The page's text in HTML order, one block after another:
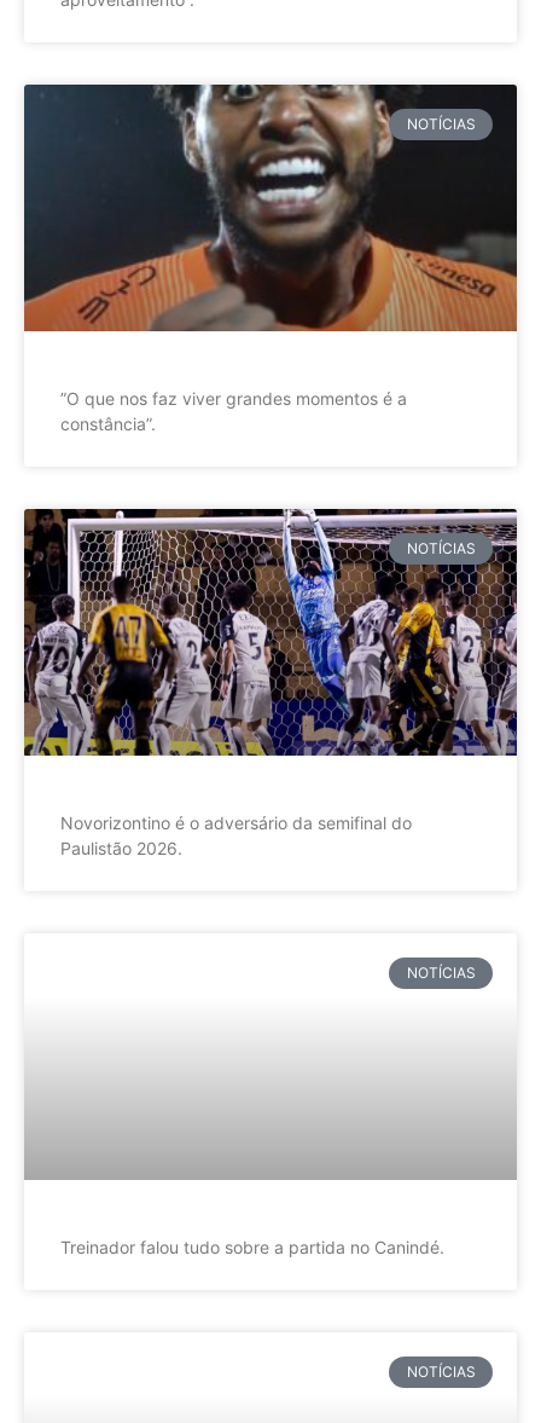
NOTÍCIAS
”O que nos faz viver grandes momentos é a
constância”.
NOTÍCIAS
Novorizontino é o adversário da semifinal do
Paulistão 2026.
NOTÍCIAS
Treinador falou tudo sobre a partida no Canindé.
NOTÍCIAS